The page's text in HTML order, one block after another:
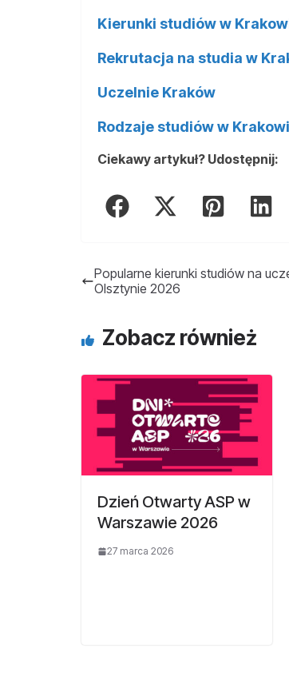
Kierunki studiów w
Rekrutacja na studia w
Uczelnie Kraków
Rodzaje studiów w
Ciekawy artykuł? Udostępnij:
Popularne kierunki studiów na
Olsztynie 2026
Zobacz również
Dzień Otwarty ASP w
Warszawie 2026
27 marca 2026